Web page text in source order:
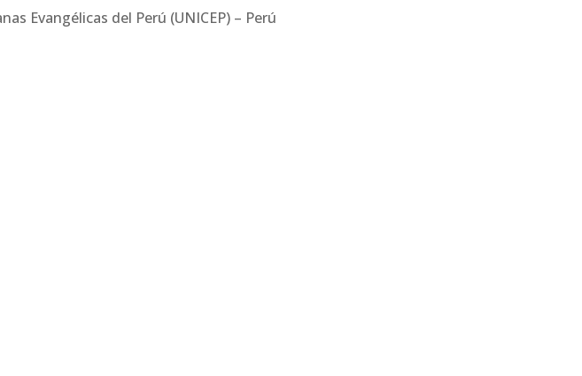
Evangélicas del Perú (UNICEP) – Perú